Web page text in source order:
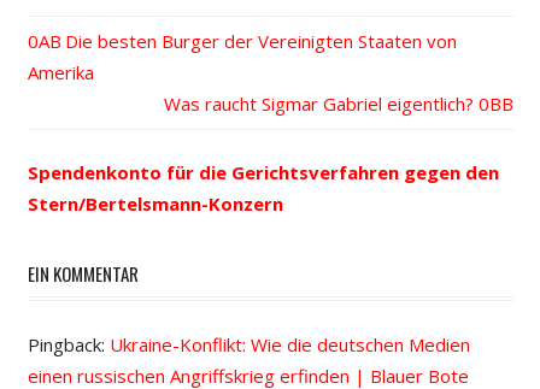
Beitrags-
Navigation
Vorheriger
Beitrag:
Die besten Burger der Vereinigten Staaten von
Amerika
Nächster
Was raucht Sigmar Gabriel eigentlich?
Spendenkonto für die Gerichtsverfahren gegen den
Stern/Bertelsmann-Konzern
EIN KOMMENTAR
Pingback: Ukraine-Konflikt: Wie die deutschen Medien
einen russischen Angriffskrieg erfinden | Blauer Bote